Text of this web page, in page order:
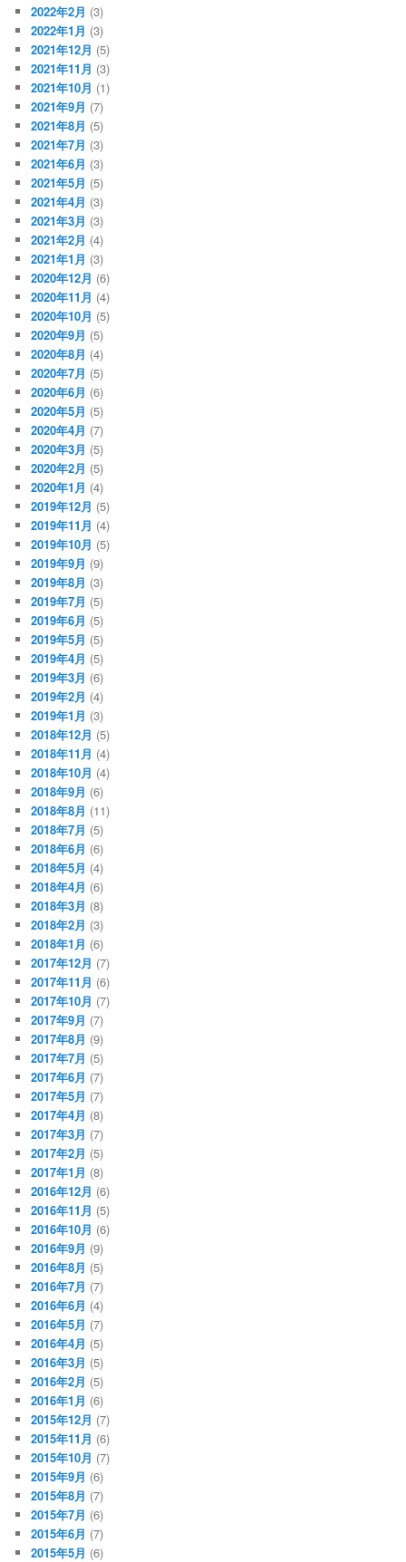
2022年2月 (3)
2022年1月 (3)
2021年12月 (5)
2021年11月 (3)
2021年10月 (1)
2021年9月 (7)
2021年8月 (5)
2021年7月 (3)
2021年6月 (3)
2021年5月 (5)
2021年4月 (3)
2021年3月 (3)
2021年2月 (4)
2021年1月 (3)
2020年12月 (6)
2020年11月 (4)
2020年10月 (5)
2020年9月 (5)
2020年8月 (4)
2020年7月 (5)
2020年6月 (6)
2020年5月 (5)
2020年4月 (7)
2020年3月 (5)
2020年2月 (5)
2020年1月 (4)
2019年12月 (5)
2019年11月 (4)
2019年10月 (5)
2019年9月 (9)
2019年8月 (3)
2019年7月 (5)
2019年6月 (5)
2019年5月 (5)
2019年4月 (5)
2019年3月 (6)
2019年2月 (4)
2019年1月 (3)
2018年12月 (5)
2018年11月 (4)
2018年10月 (4)
2018年9月 (6)
2018年8月 (11)
2018年7月 (5)
2018年6月 (6)
2018年5月 (4)
2018年4月 (6)
2018年3月 (8)
2018年2月 (3)
2018年1月 (6)
2017年12月 (7)
2017年11月 (6)
2017年10月 (7)
2017年9月 (7)
2017年8月 (9)
2017年7月 (5)
2017年6月 (7)
2017年5月 (7)
2017年4月 (8)
2017年3月 (7)
2017年2月 (5)
2017年1月 (8)
2016年12月 (6)
2016年11月 (5)
2016年10月 (6)
2016年9月 (9)
2016年8月 (5)
2016年7月 (7)
2016年6月 (4)
2016年5月 (7)
2016年4月 (5)
2016年3月 (5)
2016年2月 (5)
2016年1月 (6)
2015年12月 (7)
2015年11月 (6)
2015年10月 (7)
2015年9月 (6)
2015年8月 (7)
2015年7月 (6)
2015年6月 (7)
2015年5月 (6)